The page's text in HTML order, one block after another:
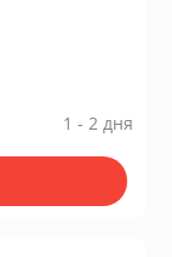
1 - 2 дня